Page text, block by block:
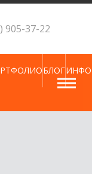
905-37-22
БЛОГ